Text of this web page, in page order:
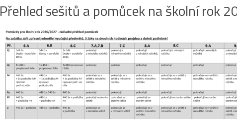
Přehled sešitů a pomůcek na školní rok